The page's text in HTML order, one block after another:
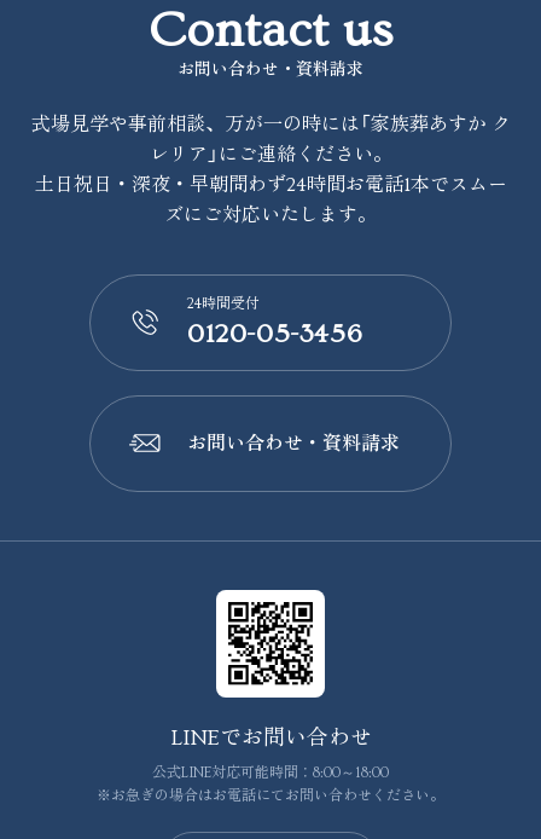
Contact us
お問い合わせ・資料請求
式場見学や事前相談、万が一の時には「家族葬あすか ク
レリア」にご連絡ください。
土日祝日・深夜・早朝問わず24時間お電話1本でスムー
ズにご対応いたします。
📞
24時間受付
0120-05-3456
📩
お問い合わせ・資料請求
LINEでお問い合わせ
公式LINE対応可能時間：8:00～18:00
※お急ぎの場合はお電話にてお問い合わせください。